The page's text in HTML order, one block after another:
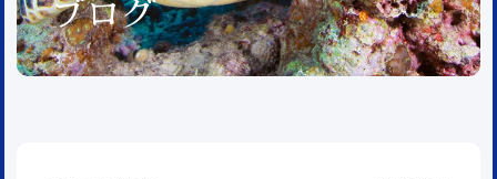
ブログ